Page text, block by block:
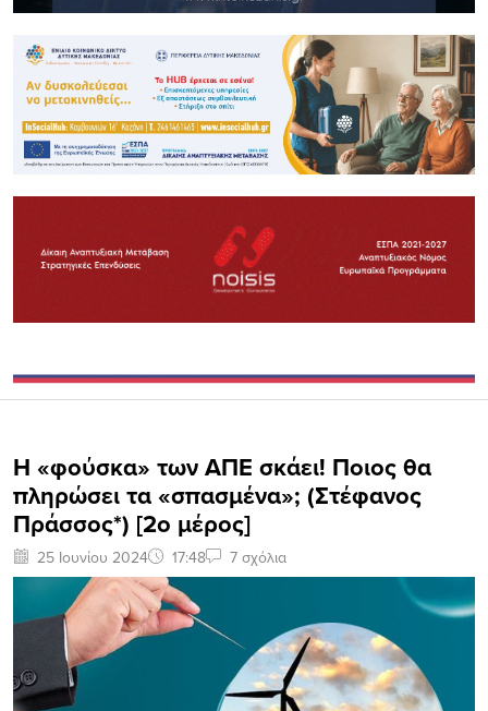
Η «φούσκα» των ΑΠΕ σκάει! Ποιος θα
πληρώσει τα «σπασμένα»; (Στέφανος
Πράσσος*) [2ο μέρος]
25 Ιουνίου 2024 17:48 7 σχόλια